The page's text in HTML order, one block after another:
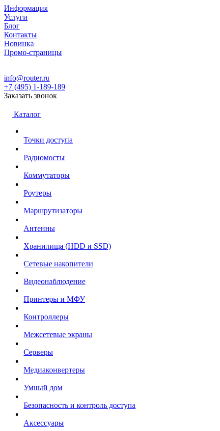
Информация
Услуги
Блог
Контакты
Новинка
Промо-страницы
info@router.ru
+7 (495) 1-189-189
Заказать звонок
Каталог
Точки доступа
Радиомосты
Коммутаторы
Роутеры
Маршрутизаторы
Антенны
Хранилища (HDD и SSD)
Сетевые накопители
Видеонаблюдение
Принтеры и МФУ
Контроллеры
Межсетевые экраны
Серверы
Медиаконвертеры
Умный дом
Безопасность и контроль доступа
Аксессуары